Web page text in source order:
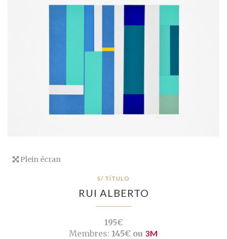
Plein écran
S/ TÍTULO
RUI ALBERTO
195€
Membres: 145€ ou 3M